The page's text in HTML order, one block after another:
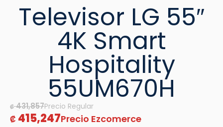
Televisor LG 55″
4K Smart
Hospitality
55UM670H
₡431,857
₡ 415,247